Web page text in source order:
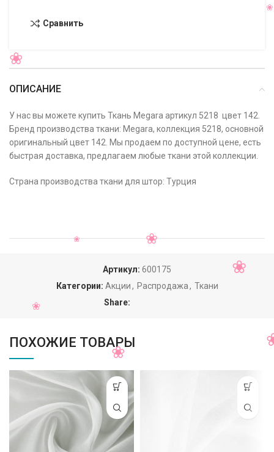
Сравнить
ОПИСАНИЕ
У нас вы можете купить Ткань Megara артикул 5218 цвет 142.
Бренд производства ткани: Megara, коллекция 5218, основной
оригинальный цвет 142. Мы продаем по доступной цене, есть
быстрая доставка, предлагаем любые ткани этой коллекции.
Страна производства ткани для штор: Турция
Артикул: 600175
Категории: Акции, Распродажа, Ткани
Share:
ПОХОЖИЕ ТОВАРЫ